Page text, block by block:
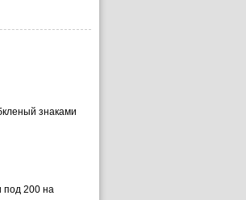
знаками
под 200 на